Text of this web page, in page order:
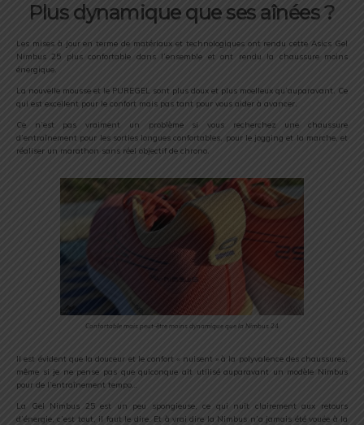
Plus dynamique que ses aînées ?
Les mises à jour en terme de matériaux et technologiques ont rendu cette Asics Gel
Nimbus 25 plus confortable dans l’ensemble et ont rendu la chaussure moins
énergique.
La nouvelle mousse et le PUREGEL sont plus doux et plus moelleux qu’auparavant. Ce
qui est excellent pour le confort mais pas tant pour vous aider à avancer.
Ce n’est pas vraiment un problème si vous recherchez une chaussure
d’entraînement pour les sorties longues confortables, pour le jogging et la marche, et
réaliser un marathon sans réel objectif de chrono.
Confortable mais peut-être moins dynamique que la Nimbus 24
Il est évident que la douceur et le confort « nuisent » à la polyvalence des chaussures,
même si je ne pense pas que quiconque ait utilisé auparavant un modèle Nimbus
pour de l’entraînement tempo…
La Gel Nimbus 25 est un peu spongieuse, ce qui nuit clairement aux retours
d’énergie, c’est tout, il faut le dire. Et à vrai dire la Nimbus n’a jamais été vouée à la